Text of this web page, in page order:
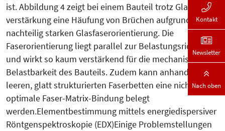
ist. Abbildung 4 zeigt bei ei­nem Bauteil trotz Glasfaser­
ver­­stär­kung eine Häu­fung von Brü­chen aufgrund einer
nach­­teilig starken Glasfa­ser­orien­tie­rung. Die
Faserorientierung liegt parallel zur Belastungsrichtung
und wirkt so kaum verstärkend für die mecha­ni­sche
Belastbarkeit des Bauteils. Zudem kann anhand der
leeren, glatt strukturierten Faserbetten eine nicht
optimale Faser-Matrix-Bindung belegt
werden.Elementbestimmung mittels energiedispersiver
Röntgenspektroskopie (EDX)Einige Problemstellungen
Kontakt
Newsletter
Nach oben